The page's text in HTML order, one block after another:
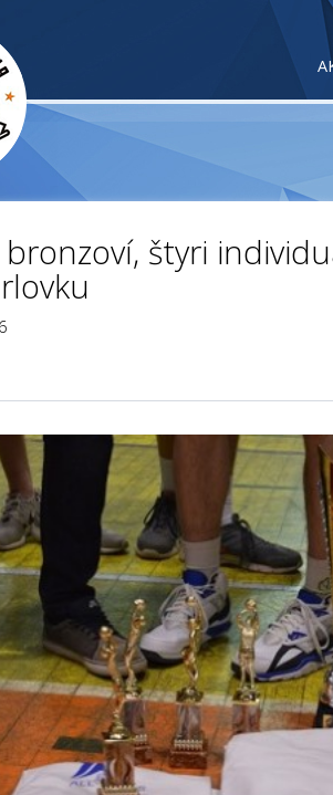
bronzoví, štyri